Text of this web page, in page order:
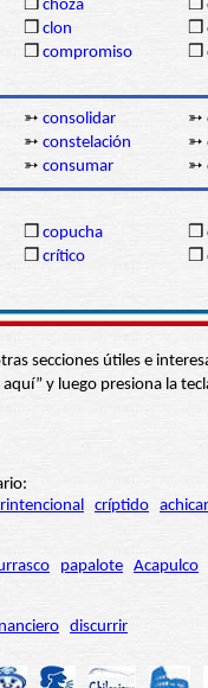
❒ choza ❒
❒ clon ❒
❒ compromiso ❒
➳ consolidar ➳
➳ constelación ➳
➳ consumar ➳
❒ copucha ❒
❒ crítico ❒
secciones útiles e
aquí” y luego presiona
críptido achicar
papalote Acapulco
discurrir